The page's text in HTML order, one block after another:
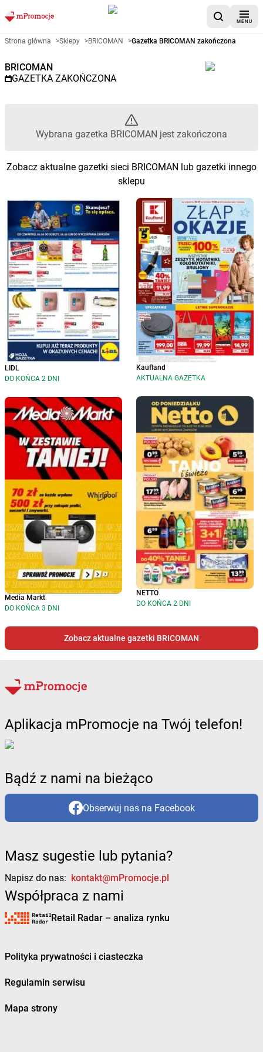
MENU
Gazetka promocyjna
Strona główna >Sklepy >BRICOMAN >Gazetka BRICOMAN zakończona
BRICOMAN
GAZETKA ZAKOŃCZONA
Wybrana gazetka BRICOMAN jest zakończona
Zobacz aktualne gazetki sieci BRICOMAN lub gazetki innego
sklepu
LIDL
DO KOŃCA 2 DNI
Media Markt
DO KOŃCA 3 DNI
Kaufland
AKTUALNA GAZETKA
NETTO
DO KOŃCA 2 DNI
Zobacz aktualne gazetki BRICOMAN
Aplikacja mPromocje na Twój telefon!
Bądź z nami na bieżąco
Obserwuj nas na Facebook
Masz sugestie lub pytania?
Napisz do nas: kontakt@mPromocje.pl
Współpraca z nami
Retail Radar – analiza rynku
Polityka prywatności i ciasteczka
Regulamin serwisu
Mapa strony